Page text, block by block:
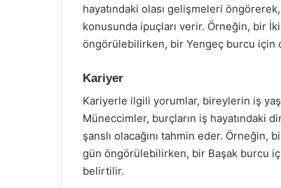
hayatındaki olası gelişmeleri
konusunda ipuçları verir. Örneğin, bir
öngörülebilirken, bir Yengeç burcu için
Kariyer
Kariyerle ilgili yorumlar, bireylerin iş
Müneccimler, burçların iş hayatındaki
şanslı olacağını tahmin eder.
gün öngörülebilirken, bir Başak burcu
belirtilir.